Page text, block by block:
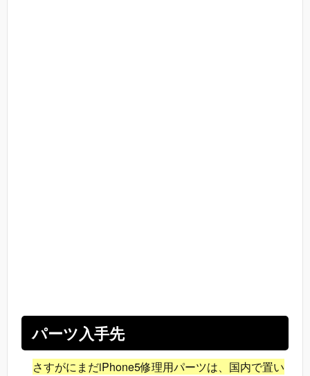
パーツ入手先
さすがにまだiPhone5修理用パーツは、国内で置い